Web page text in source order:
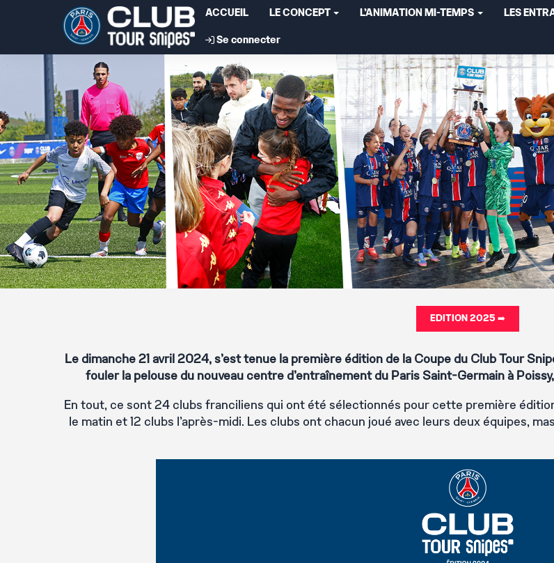
ACCUEIL LE CONCEPT L'ANIMATION MI-TEMPS LES
Se connecter
EDITION 2025 ➡️
Le dimanche 21 avril 2024, s’est tenue la première édition de la Coupe du Club Tour
fouler la pelouse du nouveau centre d'entraînement du Paris Saint-Germain à
En tout, ce sont 24 clubs franciliens qui ont été sélectionnés pour cette première
le matin et 12 clubs l'après-midi. Les clubs ont chacun joué avec leurs deux équipes,